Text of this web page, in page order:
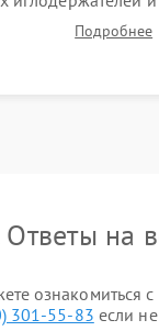
Установка
Подробнее
Ответы на
ознакомиться
301-55-83 если